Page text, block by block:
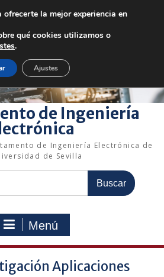
73 72 electronica@us.es
departamento!
de Ingeniería
de Ingeniería Electrónica de
de Sevilla
Menú
Aplicaciones
la mejor experiencia en
qué cookies utilizamos o
.
Ajustes